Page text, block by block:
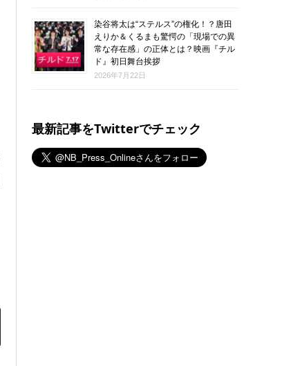
染谷将太は“ステルス”の権化！？唐田
えりか＆くるまも驚愕の「現場での異
常な存在感」の正体とは？映画『チル
ド』初日舞台挨拶
2026年7月22日
最新記事をTwitterでチェック